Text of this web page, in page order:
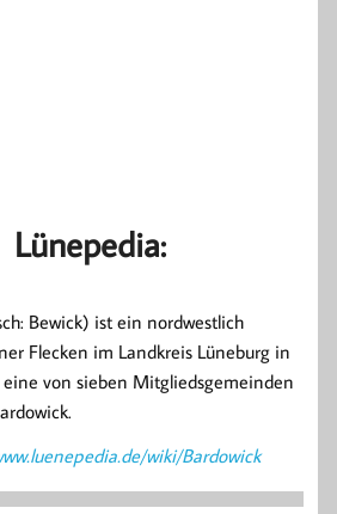
Lünepedia:
Bewick) ist ein nordwestlich
Flecken im Landkreis Lüneburg in
eine von sieben Mitgliedsgemeinden
wiki/Bardowick